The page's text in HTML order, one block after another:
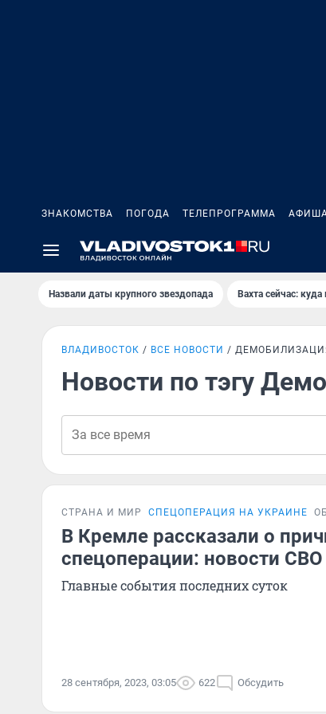
ЗНАКОМСТВА ПОГОДА ТЕЛЕПРОГРАММА
Назвали даты крупного звездопада Вахта сейчас:
ВЛАДИВОСТОК ВСЕ НОВОСТИ
Новости по тэгу
СТРАНА И МИР СПЕЦОПЕРАЦИЯ НА УКРАИНЕ
В Кремле рассказали о
спецоперации: новости СВО
Главные события последних суток
28 сентября, 2023, 03:05 622 Обсудить